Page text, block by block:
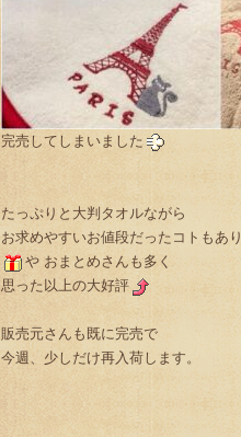
完売してしまいました
たっぷりと大判タオルながら
お求めやすいお値段だったコトもあり
や おまとめさんも多く
思った以上の大好評
販売元さんも既に完売で
今週、少しだけ再入荷します。